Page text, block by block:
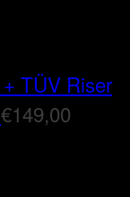
Riser
€149,00